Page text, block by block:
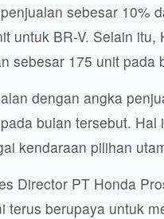
sebesar 10%
untuk BR-V. Selain itu,
sebesar 175 unit pada
dengan angka
bulan tersebut. Hal
kendaraan pilihan
Director PT Honda
terus berupaya untuk